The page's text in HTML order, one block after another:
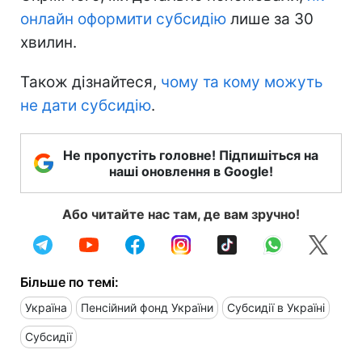
онлайн оформити субсидію лише за 30
хвилин.
Також дізнайтеся, чому та кому можуть
не дати субсидію.
Не пропустіть головне! Підпишіться на
наші оновлення в Google!
Або читайте нас там, де вам зручно!
Більше по темі:
Україна Пенсійний фонд України Субсидії в Україні
Субсидії